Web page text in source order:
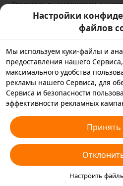
Продолжая, вы соглашаетесь с
и подтверждаете, что
Настройки
файлов
Мы используем куки-файлы и
предоставления нашего
максимального удобства
рекламы нашего Сервиса, для
Сервиса и безопасности
эффективности рекламных
с которыми мы работаем, будем
использовать аналогичные
устройстве в рекламных целях.
«Отклонить все», чтобы
куки-файлы, или выбрать, какие
необходимо принять или
Принять
Настроить